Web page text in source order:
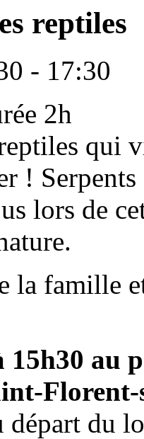
reptiles
- 17:30
2h
qui
!
lors de
la famille
15h30 au
du